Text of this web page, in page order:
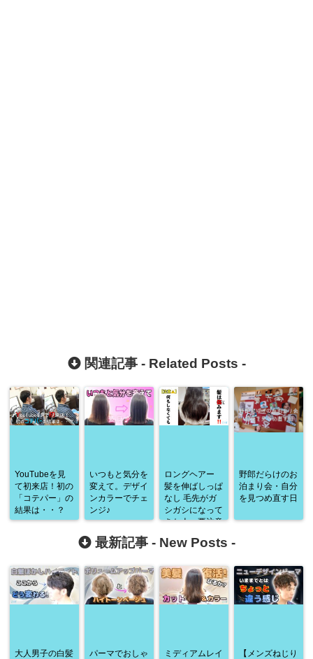
関連記事 - Related Posts -
YouTubeを見
て初来店！初の
「コテパー」の
結果は・・？
いつもと気分を
変えて。デザイ
ンカラーでチェ
ンジ♪
ロングヘアー
髪を伸ばしっぱ
なし 毛先がガ
シガシになって
きた人、要注意
野郎だらけのお
泊まり会・自分
を見つめ直す日
最新記事 - New Posts -
大人男子の白髪
パーマでおしゃ
ミディアムレイ
【メンズねじり